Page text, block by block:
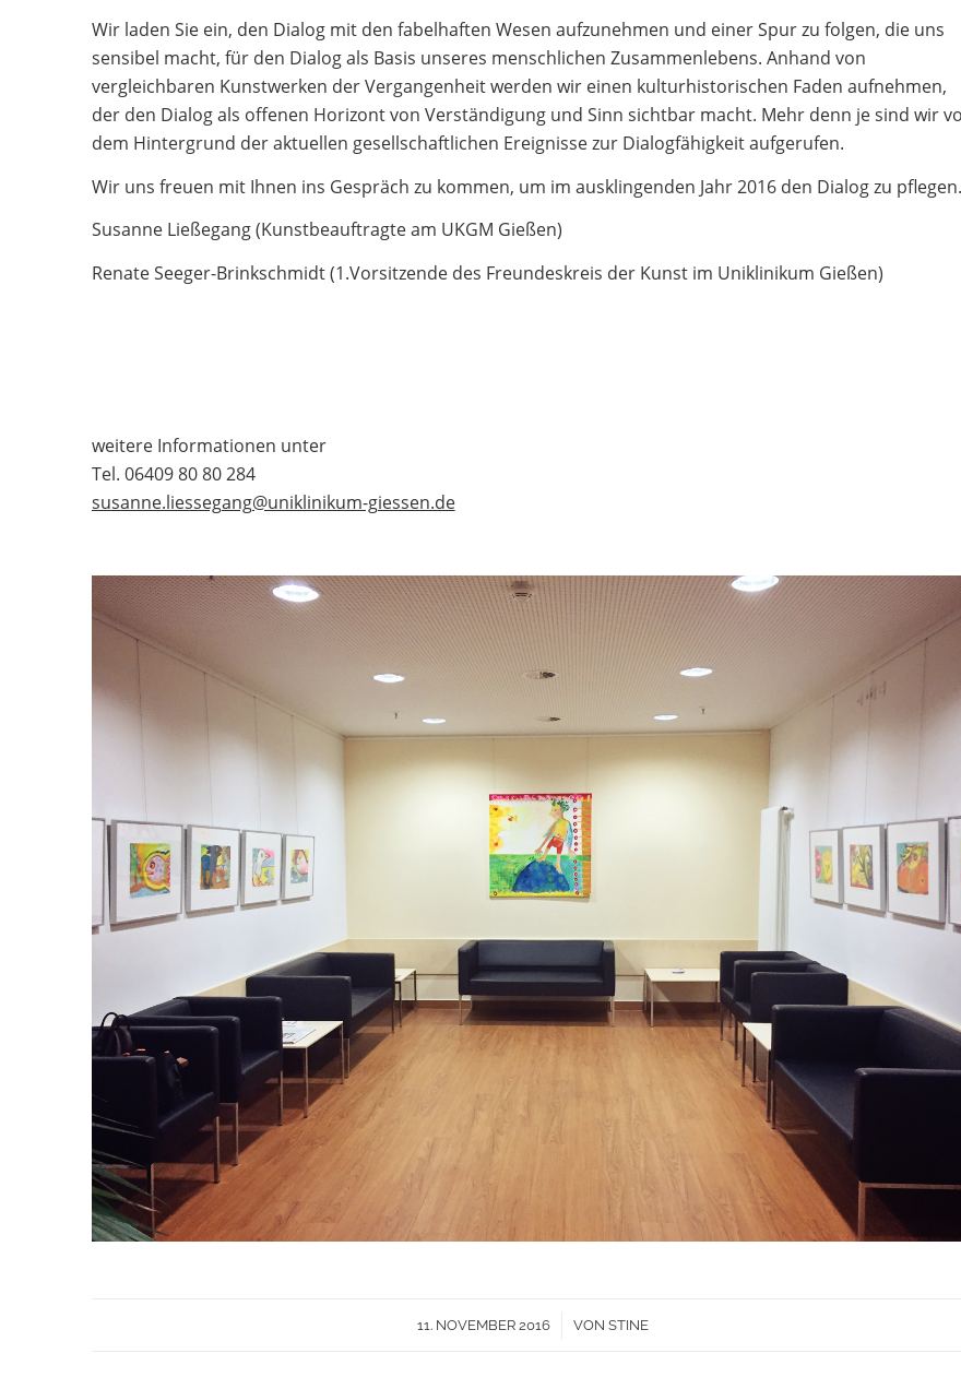
Wir laden Sie ein, den Dialog mit den fabelhaften Wesen aufzunehmen und einer Spur zu folgen, die uns
sensibel macht, für den Dialog als Basis unseres menschlichen Zusammenlebens. Anhand von
vergleichbaren Kunstwerken der Vergangenheit werden wir einen kulturhistorischen Faden aufnehmen,
der den Dialog als offenen Horizont von Verständigung und Sinn sichtbar macht. Mehr denn je sind wir
dem Hintergrund der aktuellen gesellschaftlichen Ereignisse zur Dialogfähigkeit aufgerufen.
Wir uns freuen mit Ihnen ins Gespräch zu kommen, um im ausklingenden Jahr 2016 den Dialog zu pflegen.
Susanne Ließegang (Kunstbeauftragte am UKGM Gießen)
Renate Seeger-Brinkschmidt (1.Vorsitzende des Freundeskreis der Kunst im Uniklinikum Gießen)
weitere Informationen unter
Tel. 06409 80 80 284
susanne.liessegang@uniklinikum-giessen.de
11. NOVEMBER 2016
/ VONSTINE